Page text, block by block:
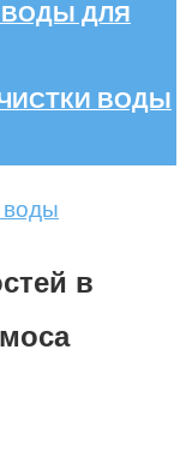
ДЛЯ
ВОДЫ
воды
в